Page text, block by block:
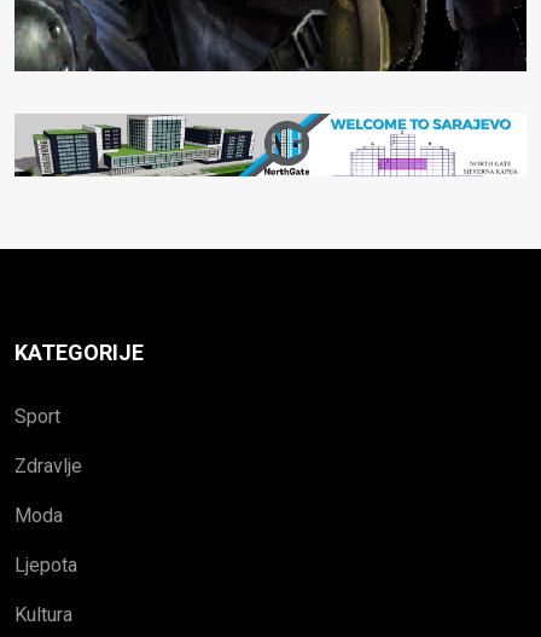
KATEGORIJE
Sport
Zdravlje
Moda
Ljepota
Kultura